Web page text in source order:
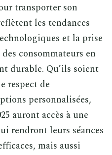
transporter son
les tendances
et la prise
consommateurs en
durable. Qu’ils soient
respect de
personnalisées,
auront accès à une
rendront leurs séances
mais aussi